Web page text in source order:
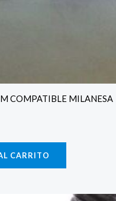
COMPATIBLE MILANESA
CARRITO